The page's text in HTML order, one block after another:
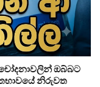
ඔබ්බට
නිරුවත